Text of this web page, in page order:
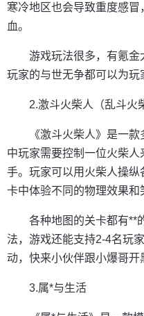
寒冷地区也会导致重度感
血。
游戏玩法很多，有氪金
玩家的与世无争都可以为玩
2.激斗火柴人（乱斗火
《激斗火柴人》是一
中玩家需要控制一位火柴
手。玩家可以用火柴人操
卡中体验不同的物理效果和
各种地图的关卡都有**
法，游戏还能支持2-4名玩
动，快来小伙伴跟小爆哥开
3.属*与生活